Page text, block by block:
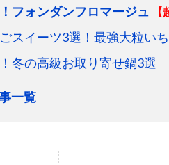
フォンダンフロマージュ 【
スイーツ3選！最強大粒い
冬の高級お取り寄せ鍋3選
一覧